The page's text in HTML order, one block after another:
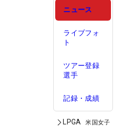
ニュース
ライブフォ
ト
ツアー登録
選手
記録・成績
LPGA 米国女子